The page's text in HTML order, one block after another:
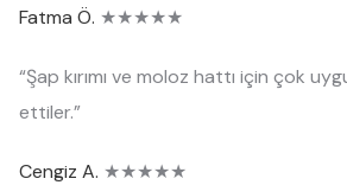
Fatma Ö. ★★★★★
“Şap kırımı ve moloz hattı için çok
ettiler.”
Cengiz A. ★★★★★